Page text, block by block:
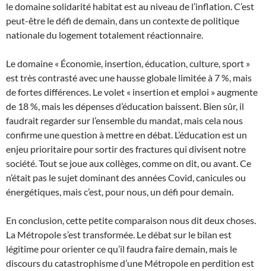
le domaine solidarité habitat est au niveau de l’inflation. C’est
peut-être le défi de demain, dans un contexte de politique
nationale du logement totalement réactionnaire.
Le domaine « Économie, insertion, éducation, culture, sport »
est très contrasté avec une hausse globale limitée à 7 %, mais
de fortes différences. Le volet « insertion et emploi » augmente
de 18 %, mais les dépenses d’éducation baissent. Bien sûr, il
faudrait regarder sur l’ensemble du mandat, mais cela nous
confirme une question à mettre en débat. L’éducation est un
enjeu prioritaire pour sortir des fractures qui divisent notre
société. Tout se joue aux collèges, comme on dit, ou avant. Ce
n’était pas le sujet dominant des années Covid, canicules ou
énergétiques, mais c’est, pour nous, un défi pour demain.
En conclusion, cette petite comparaison nous dit deux choses.
La Métropole s’est transformée. Le débat sur le bilan est
légitime pour orienter ce qu’il faudra faire demain, mais le
discours du catastrophisme d’une Métropole en perdition est